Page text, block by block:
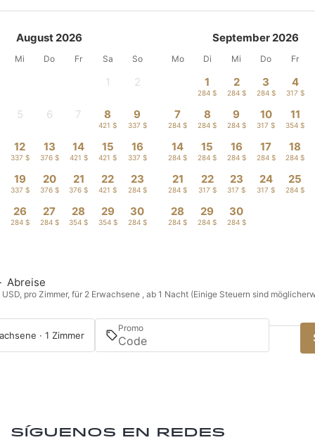
August 2026
Mi Do Fr Sa So
1 2
5 6 7 8
421 $
9
337 $
12
337 $
13
376 $
14
421 $
15
421 $
16
337 $
19
337 $
20
376 $
21
376 $
22
421 $
23
284 $
26
284 $
27
284 $
28
354 $
29
354 $
30
284 $
September 2026
Mo Di Mi Do Fr
1
284 $
2
284 $
3
284 $
4
317 $
7
284 $
8
284 $
9
284 $
10
317 $
11
354 $
14
284 $
15
284 $
16
284 $
17
284 $
18
284 $
21
284 $
22
317 $
23
317 $
24
317 $
25
284 $
28
284 $
29
284 $
30
284 $
Abreise
pro Zimmer, für 2 Erwachsene , ab 1 Nacht (Einige Steuern sind
· 1 Zimmer
Promo
Síguenos en redes